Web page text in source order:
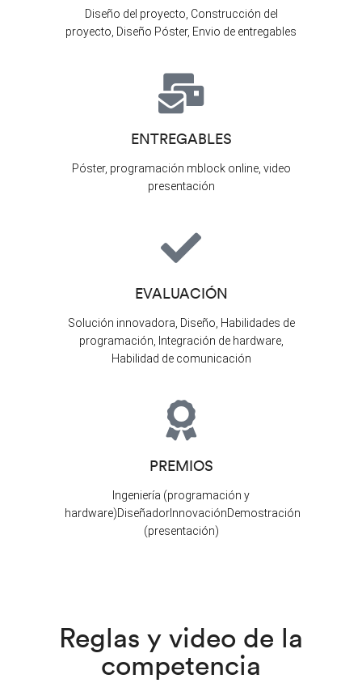
Diseño del proyecto, Construcción del
proyecto, Diseño Póster, Envio de entregables
ENTREGABLES
Póster, programación mblock online, video
presentación
EVALUACIÓN
Solución innovadora, Diseño, Habilidades de
programación, Integración de hardware,
Habilidad de comunicación
PREMIOS
Ingeniería (programación y
hardware)DiseñadorInnovaciónDemostración
(presentación)
Reglas y video de la
competencia